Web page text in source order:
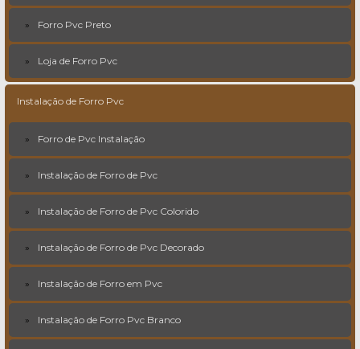
Forro Pvc Preto
Loja de Forro Pvc
Instalação de Forro Pvc
Forro de Pvc Instalação
Instalação de Forro de Pvc
Instalação de Forro de Pvc Colorido
Instalação de Forro de Pvc Decorado
Instalação de Forro em Pvc
Instalação de Forro Pvc Branco